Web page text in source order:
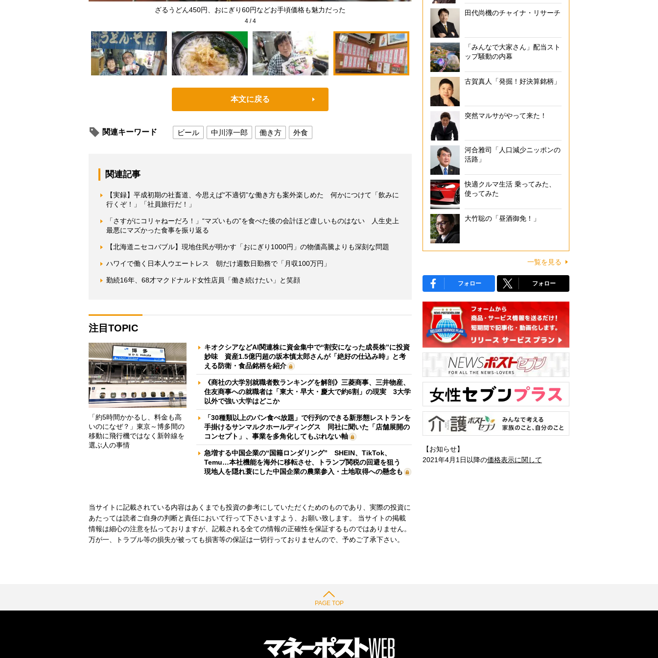
ざるうどん450円、おにぎり60円などお手頃価格も魅力だった
4/4
本文に戻る
関連キーワード ビール 中川淳一郎 働き方 外食
関連記事
【実録】平成初期の社畜道、今思えば“不適切”な働き方も案外楽しめた 何かにつけて「飲みに
行くぞ！」「社員旅行だ！」
「さすがにコリャねーだろ！」“マズいもの”を食べた後の会計ほど虚しいものはない 人生史上
最悪にマズかった食事を振り返る
【北海道ニセコバブル】現地住民が明かす「おにぎり1000円」の物価高騰よりも深刻な問題
ハワイで働く日本人ウエートレス 朝だけ週数日勤務で「月収100万円」
勤続16年、68才マクドナルド女性店員「働き続けたい」と笑顔
注目TOPIC
「約5時間かかるし、料金も高
いのになぜ？」東京～博多間の
移動に飛行機ではなく新幹線を
選ぶ人の事情
キオクシアなどAI関連株に資金集中で“割安になった成長株”に投資
妙味 資産1.5億円超の坂本慎太郎さんが「絶好の仕込み時」と考
える防衛・食品銘柄を紹介
《商社の大学別就職者数ランキングを解剖》三菱商事、三井物産、
住友商事への就職者は「東大・早大・慶大で約6割」の現実 3大学
以外で強い大学はどこか
「30種類以上のパン食べ放題」で行列のできる新形態レストランを
手掛けるサンマルクホールディングス 同社に聞いた「店舗展開の
コンセプト」、事業を多角化してもぶれない軸
急増する中国企業の“国籍ロンダリング” SHEIN、TikTok、
Temu…本社機能を海外に移転させ、トランプ関税の回避を狙う
現地人を隠れ蓑にした中国企業の農業参入・土地取得への懸念も
当サイトに記載されている内容はあくまでも投資の参考にしていただくためのものであり、実際の投資に
あたっては読者ご自身の判断と責任において行って下さいますよう、お願い致します。 当サイトの掲載
情報は細心の注意を払っておりますが、記載される全ての情報の正確性を保証するものではありません。
万が一、トラブル等の損失が被っても損害等の保証は一切行っておりませんので、予めご了承下さい。
田代尚機のチャイナ・リサーチ
「みんなで大家さん」配当スト
ップ騒動の内幕
古賀真人「発掘！好決算銘柄」
突然マルサがやって来た！
河合雅司「人口減少ニッポンの
活路」
快適クルマ生活 乗ってみた、
使ってみた
大竹聡の「昼酒御免！」
一覧を見る
フォロー フォロー
【お知らせ】
2021年4月1日以降の価格表示に関して
PAGE TOP